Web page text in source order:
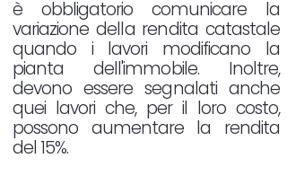
è obbligatorio comunicare la
variazione della rendita catastale
quando i lavori modificano la
pianta dell'immobile. Inoltre,
devono essere segnalati anche
quei lavori che, per il loro costo,
possono aumentare la rendita
del 15%.